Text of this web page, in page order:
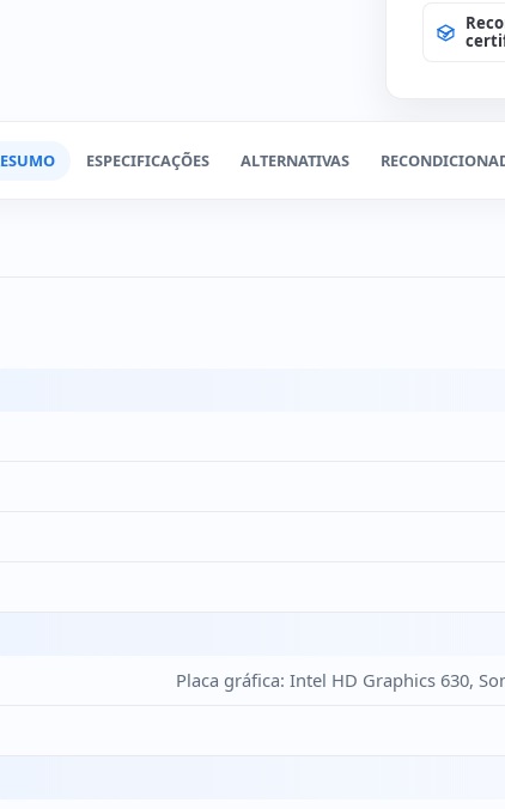
ESPECIFICAÇÕES ALTERNATIVAS
Placa gráfica: Intel HD Graphics 630,